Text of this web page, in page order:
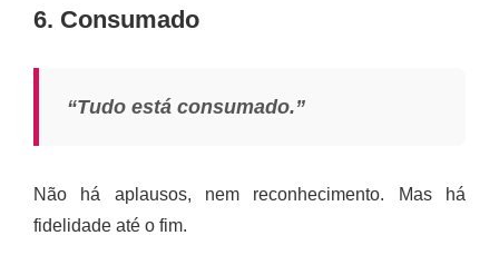
6. Consumado
“Tudo está consumado.”
Não há aplausos, nem reconhecimento. Mas há
fidelidade até o fim.